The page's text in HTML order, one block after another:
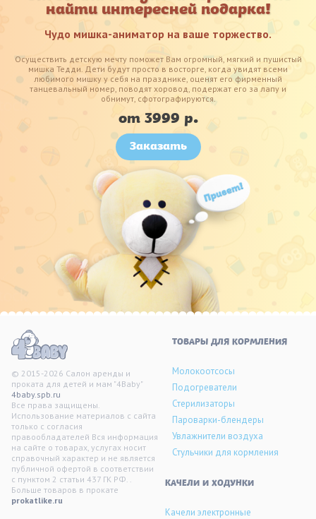
найти интересней подарка!
Чудо мишка-аниматор на ваше торжество.
Осуществить детскую мечту поможет Вам огромный, мягкий и пушистый
мишка Тедди. Дети будут просто в восторге, когда увидят всеми
любимого мишку у себя на празднике, оценят его фирменный
танцевальный номер, поводят хоровод, подержат его за лапу и
обнимут, сфотографируются.
от 3999 р.
Заказать
© 2015-2026 Салон аренды и
проката для детей и мам "4Baby"
4baby.spb.ru
Все права защищены.
Использование материалов с сайта
только с согласия
правообладателей Вся информация
на сайте о товарах, услугах носит
справочный характер и не является
публичной офертой в соответствии
с пунктом 2 статьи 437 ГК РФ. .
Больше товаров в прокате
prokatlike.ru
ТОВАРЫ ДЛЯ КОРМЛЕНИЯ
Молокоотсосы
Подогреватели
Стерилизаторы
Пароварки-блендеры
Увлажнители воздуха
Стульчики для кормления
KАЧЕЛИ И ХОДУНКИ
Качели электронные